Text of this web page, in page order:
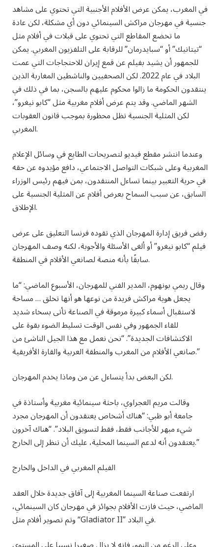
في المغرب، يمكن عرض الأفلام الأجنبية التي تحتوي على مشاهد
جنسية في مهرجان مراكش السينمائي دون أي مشكلة، لكن عادة
ما تخضع المقاطع التي تحتوي على قبلات في أفلام مثل
“تيتانيك” أو “سبايدرمان” للرقابة على التلفزيون المغربي. يمكن
للجمهور أن يشيد بفيلم عن قمع إيران للاحتجاجات التي عمت
البلاد في عام 2022. لكن الصحفيين والناشطين المغاربة الذين
ينتقدون الحكومة ما زالوا محكوم عليهم بالسجن، بما في ذلك في
الشهر الماضي. وقد يتم عرض أفلام مغربية مثل “كابو نيغرو”،
لكن المثلية الجنسية تظل محظورة بموجب قانون العقوبات
المغربي.
وعندما انتشر مقطع فيديو لتصريحات الطايع في وسائل الإعلام
المغربية وعلى شبكات التواصل الاجتماعي، دافع مؤيدوه عن حقه
في حرية التعبير بينما تساءل المنتقدون، بمن فيهم رئيس الوزراء
السابق، عن سبب السماح بعرض أفلام عن المثلية الجنسية على
الإطلاق.
رفض فريق إدارة المهرجان الذي تقوده فرنسا التعليق على عرض
فيلم “كابو نيغرو” أو ألغى الأسئلة والأجوبة، لكنه وصف المهرجان
سابقًا بأنه منصة لصانعي الأفلام في المنطقة.
وقال ريمي بونهوم، المدير الفني للمهرجان، الأسبوع الماضي: “ما
يجعل هوية مراكش فريدة من نوعها هو أنها تخلق … مساحة
لاستقبال أسماء كبيرة مرموقة في الصناعة تأتى بسخاء شديد
للقاء الجمهور وفي نفس الوقت تسليط الضوء بقوة على
الاكتشافات الجديدة”. “نحن نعمل مع هذا الجيل الناشئ من
صانعي الأفلام من المغرب والمنطقة العربية والقارة الأفريقية.”
لكن البعض بدأ يتساءل عن من وماذا يخدم المهرجان.
وقالت مريم العجراوي، باحثة سينمائية مغربية وأستاذة في
جامعة أبو ظبي: “هناك أشخاص يعتقدون أن المهرجان مجرد
شيء مبهر للأجانب فقط، فقط لتسويق البلاد”. “هناك آخرون
يعتقدون أنه لدعم السينما المحلية، عليك أن تنظر إلى الخارج.”
الفيلم المغربي في الداخل والخارج
ارتفعت صناعة السينما المغربية إلى آفاق جديدة خلال العقد
الماضي، حيث فازت الأفلام بجوائز في مهرجان كان السينمائي،
وتم تصوير أفلام مثل “Gladiator II” في البلاد.